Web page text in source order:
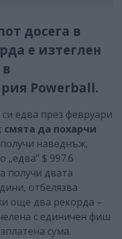
досега в
е изтеглен
Powerball.
едва през февруари
смята да похарчи
наведнъж,
„едва” $ 997.6
получи двата
отбелязва
още два рекорда –
с единичен фиш
сума.